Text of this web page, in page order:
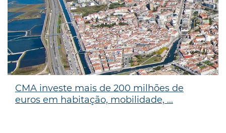
CMA investe mais de 200 milhões de
euros em habitação, mobilidade, ...